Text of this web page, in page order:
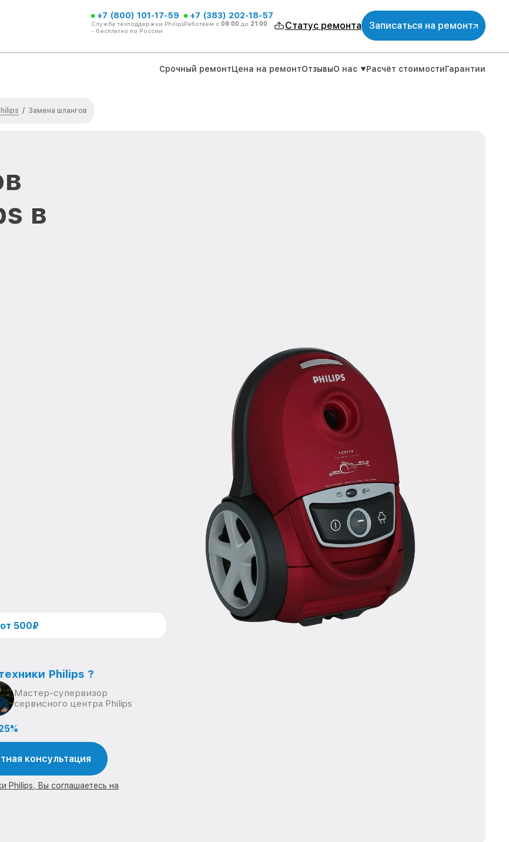
+7 (800) 101-17-59
Служба техподдержки Philips
- бесплатно по России
+7 (383) 202-18-57
Работаем с 09:00 до 21:00 Статус ремонта Записаться на ремонт
Срочный ремонтЦена на ремонтОтзывыО нас Расчёт стоимостиГарантии
/ Замена шлангов
в
от 500₽
Philips ?
Мастер-супервизор
сервисного центра Philips
консультация
Philips, Вы соглашаетесь на